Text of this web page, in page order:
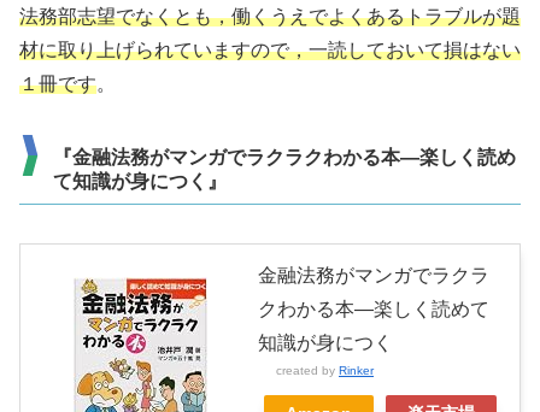
法務部志望でなくとも，働くうえでよくあるトラブルが題
材に取り上げられていますので，一読しておいて損はない
１冊です。
『金融法務がマンガでラクラクわかる本―楽しく読め
て知識が身につく』
金融法務がマンガでラクラ
クわかる本―楽しく読めて
知識が身につく
created by Rinker